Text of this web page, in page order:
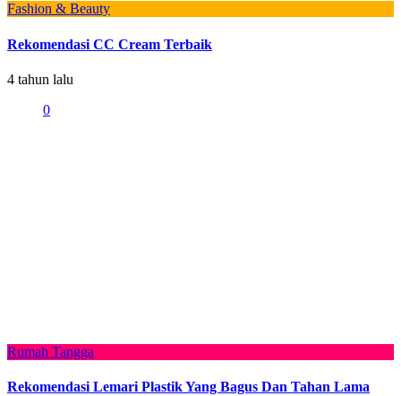
Fashion & Beauty
Rekomendasi CC Cream Terbaik
4 tahun lalu
0
Rumah Tangga
Rekomendasi Lemari Plastik Yang Bagus Dan Tahan Lama